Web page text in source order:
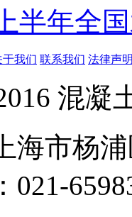
半年全
于我们 联系我们 法律声明
混凝
海市杨
021-